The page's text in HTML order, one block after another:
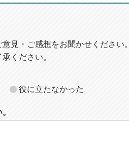
見・ご感想をお聞かせください
ください。
役に立たなかった